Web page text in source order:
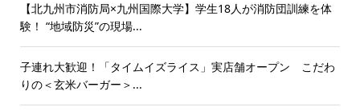
【北九州市消防局×九州国際大学】学生18人が消防団訓練を体
験！ “地域防災”の現場...
子連れ大歓迎！「タイムイズライス」実店舗オープン こだわ
りの＜玄米バーガー＞...